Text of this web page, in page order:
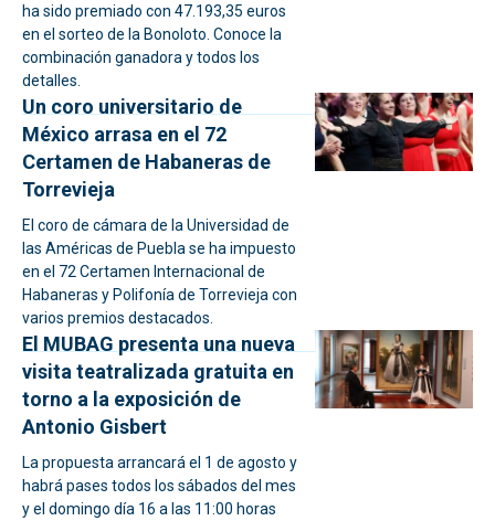
ha sido premiado con 47.193,35 euros
en el sorteo de la Bonoloto. Conoce la
combinación ganadora y todos los
detalles.
Un coro universitario de
México arrasa en el 72
Certamen de Habaneras de
Torrevieja
El coro de cámara de la Universidad de
las Américas de Puebla se ha impuesto
en el 72 Certamen Internacional de
Habaneras y Polifonía de Torrevieja con
varios premios destacados.
El MUBAG presenta una nueva
visita teatralizada gratuita en
torno a la exposición de
Antonio Gisbert
La propuesta arrancará el 1 de agosto y
habrá pases todos los sábados del mes
y el domingo día 16 a las 11:00 horas